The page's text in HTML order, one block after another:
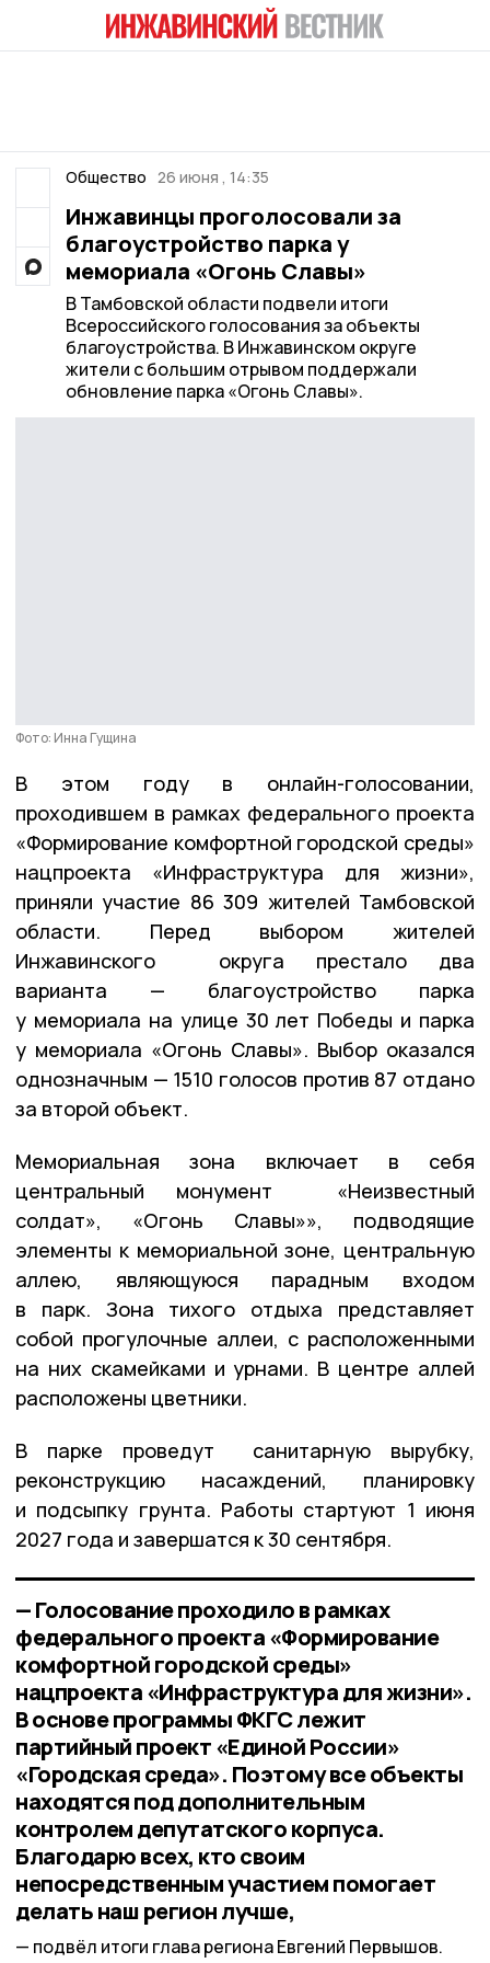
Общество 26 июня , 14:35
Инжавинцы проголосовали за
благоустройство парка у
мемориала «Огонь Славы»
В Тамбовской области подвели итоги
Всероссийского голосования за объекты
благоустройства. В Инжавинском округе
жители с большим отрывом поддержали
обновление парка «Огонь Славы».
Фото: Инна Гущина
В этом году в онлайн-голосовании,
проходившем в рамках федерального проекта
«Формирование комфортной городской среды»
нацпроекта «Инфраструктура для жизни»,
приняли участие 86 309 жителей Тамбовской
области. Перед выбором жителей
Инжавинского округа престало два
варианта — благоустройство парка
у мемориала на улице 30 лет Победы и парка
у мемориала «Огонь Славы». Выбор оказался
однозначным — 1510 голосов против 87 отдано
за второй объект.
Мемориальная зона включает в себя
центральный монумент «Неизвестный
солдат», «Огонь Славы»», подводящие
элементы к мемориальной зоне, центральную
аллею, являющуюся парадным входом
в парк. Зона тихого отдыха представляет
собой прогулочные аллеи, с расположенными
на них скамейками и урнами. В центре аллей
расположены цветники.
В парке проведут санитарную вырубку,
реконструкцию насаждений, планировку
и подсыпку грунта. Работы стартуют 1 июня
2027 года и завершатся к 30 сентября.
— Голосование проходило в рамках
федерального проекта «Формирование
комфортной городской среды»
нацпроекта «Инфраструктура для жизни».
В основе программы ФКГС лежит
партийный проект «Единой России»
«Городская среда». Поэтому все объекты
находятся под дополнительным
контролем депутатского корпуса.
Благодарю всех, кто своим
непосредственным участием помогает
делать наш регион лучше,
подвёл итоги глава региона Евгений Первышов.